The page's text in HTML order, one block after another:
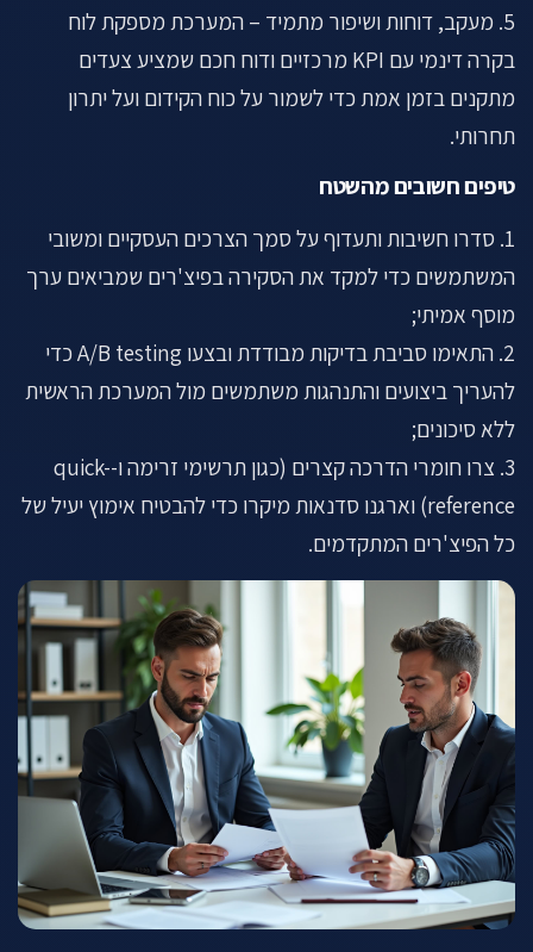
5. מעקב, דוחות ושיפור מתמיד – המערכת מספקת לוח
בקרה דינמי עם KPI מרכזיים ודוח חכם שמציע צעדים
מתקנים בזמן אמת כדי לשמור על כוח הקידום ועל יתרון
תחרותי.
טיפים חשובים מהשטח
1. סדרו חשיבות ותעדוף על סמך הצרכים העסקיים ומשובי
המשתמשים כדי למקד את הסקירה בפיצ'רים שמביאים ערך
מוסף אמיתי;
2. התאימו סביבת בדיקות מבודדת ובצעו A/B testing כדי
להעריך ביצועים והתנהגות משתמשים מול המערכת הראשית
ללא סיכונים;
3. צרו חומרי הדרכה קצרים (כגון תרשימי זרימה ו-quick-
reference) וארגנו סדנאות מיקרו כדי להבטיח אימוץ יעיל של
כל הפיצ'רים המתקדמים.